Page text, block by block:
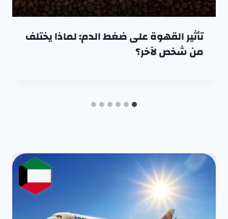
تأثير القهوة على ضغط الدم: لماذا يختلف
من شخص لآخر؟